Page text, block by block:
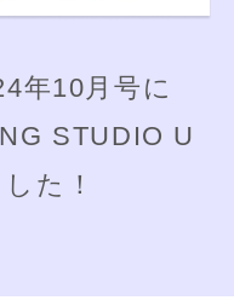
年10月号に
STUDIO U
た！